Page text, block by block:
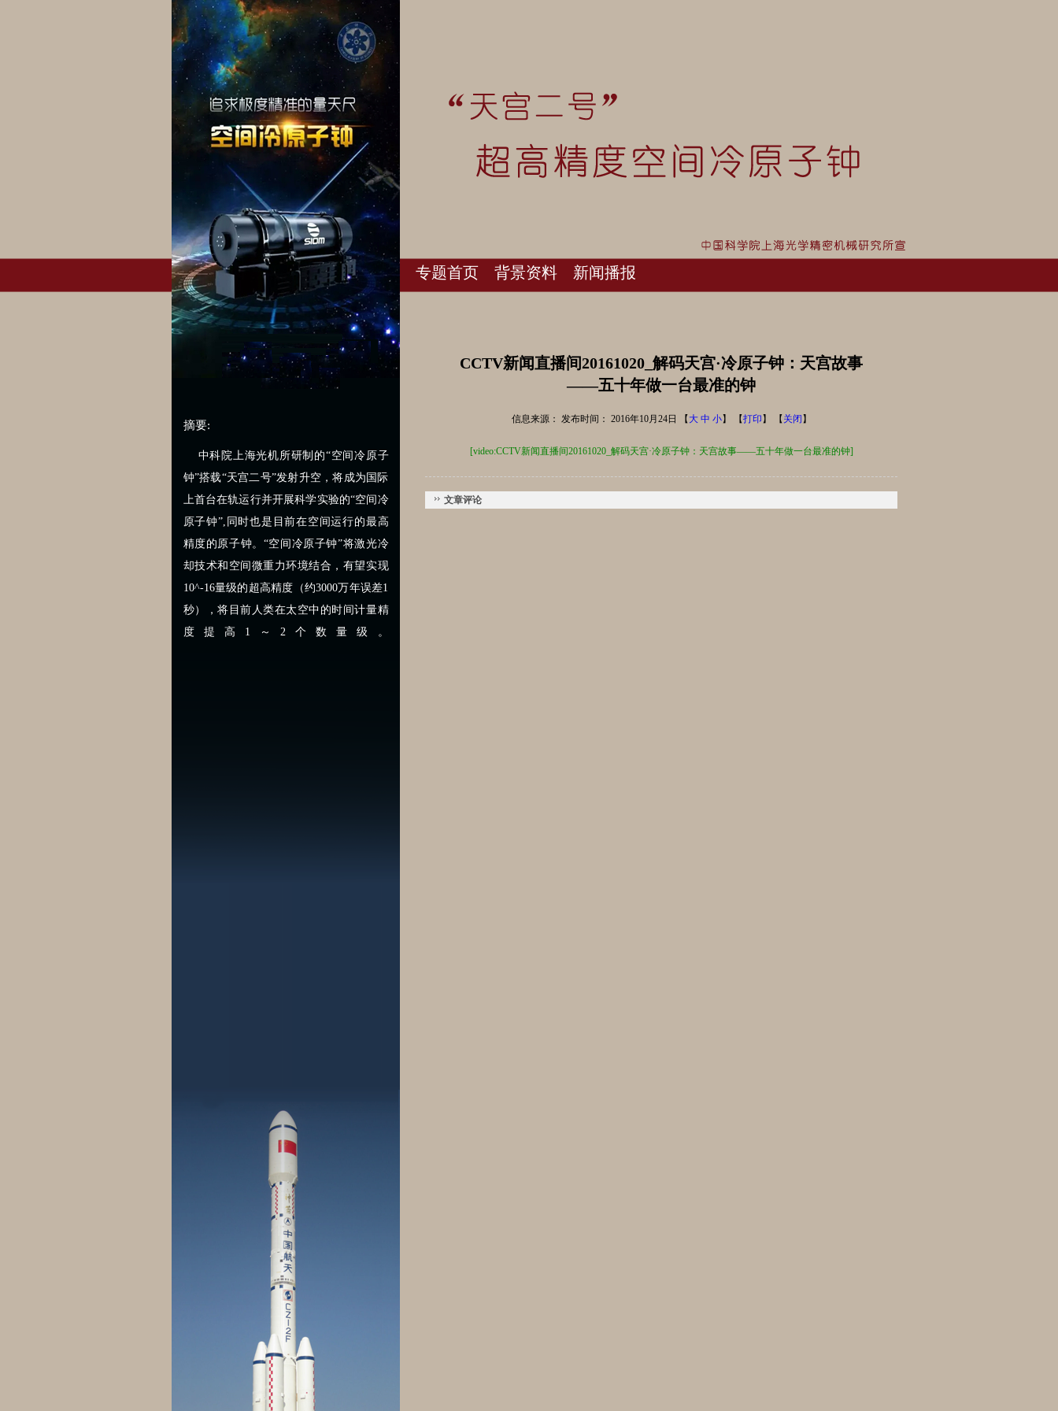
摘要:
中科院上海光机所研制的“空间冷原子
钟”搭载“天宫二号”发射升空，将成为国际
上首台在轨运行并开展科学实验的“空间冷
原子钟”,同时也是目前在空间运行的最高
精度的原子钟。“空间冷原子钟”将激光冷
却技术和空间微重力环境结合，有望实现
10^-16量级的超高精度（约3000万年误差1
秒），将目前人类在太空中的时间计量精
度提高1～2个数量级。
专题首页 背景资料 新闻播报
CCTV新闻直播间20161020_解码天宫·冷原子钟：天宫故事
——五十年做一台最准的钟
信息来源： 发布时间： 2016年10月24日 【 大 中 小】 【打印 】 【 关闭 】
[video:CCTV新闻直播间20161020_解码天宫·冷原子钟：天宫故事——五十年做一台最准的钟]
文章评论